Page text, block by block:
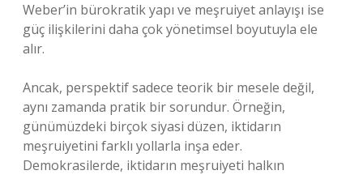
Weber’in bürokratik yapı ve meşruiyet anlayışı ise
güç ilişkilerini daha çok yönetimsel boyutuyla ele
alır.
Ancak, perspektif sadece teorik bir mesele değil,
aynı zamanda pratik bir sorundur. Örneğin,
günümüzdeki birçok siyasi düzen, iktidarın
meşruiyetini farklı yollarla inşa eder.
Demokrasilerde, iktidarın meşruiyeti halkın